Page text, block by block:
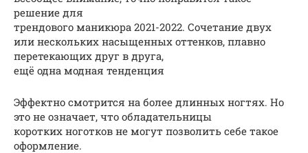
решение для
трендового маникюра 2021-2022. Сочетание двух
или нескольких насыщенных оттенков, плавно
перетекающих друг в друга,
ещё одна модная тенденция
Эффектно смотрится на более длинных ногтях. Но
это не означает, что обладательницы
коротких ноготков не могут позволить себе такое
оформление.